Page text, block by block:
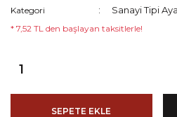
Kategori Sanayi Tipi
* 7,52 TL den başlayan taksitlerle!
SEPETE EKLE